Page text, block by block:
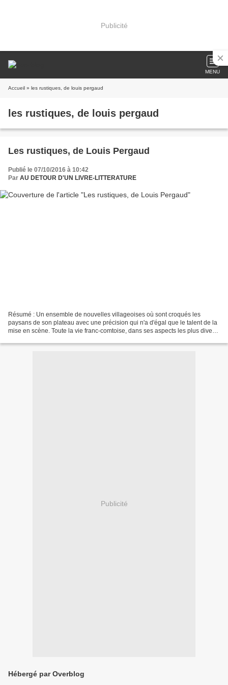
Publicité
MENU
Accueil » les rustiques, de louis pergaud
les rustiques, de louis pergaud
Les rustiques, de Louis Pergaud
Publié le 07/10/2016 à 10:42
Par AU DETOUR D'UN LIVRE-LITTERATURE
Résumé : Un ensemble de nouvelles villageoises où sont croqués les
paysans de son plateau avec une précision qui n'a d'égal que le talent de la
mise en scène. Toute la vie franc-comtoise, dans ses aspects les plus divers
Publicité
Hébergé par Overblog